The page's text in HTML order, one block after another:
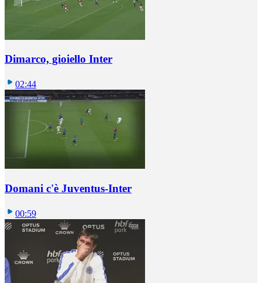
Dimarco, gioiello Inter
02:44
Domani c'è Juventus-Inter
00:59